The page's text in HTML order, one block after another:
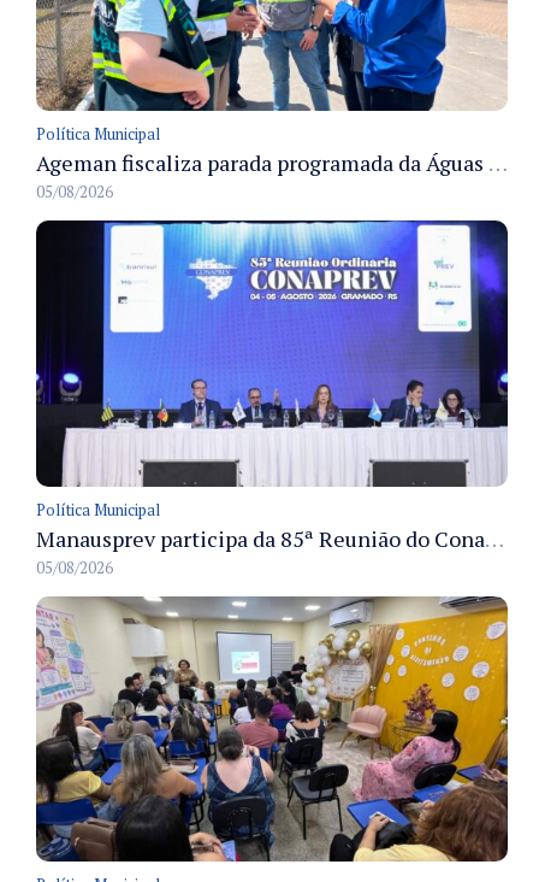
Política Municipal
Ageman fiscaliza parada programada da Águas de Manaus e acompanha restabelecimento gradual do abastecimento em Manaus
05/08/2026
Política Municipal
Manausprev participa da 85ª Reunião do Conaprev e discute governança e sustentabilidade dos RPPS em Gramado
05/08/2026